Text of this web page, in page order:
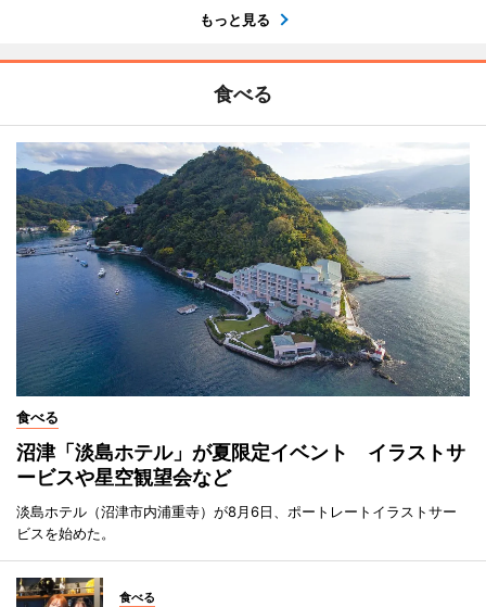
もっと見る
食べる
食べる
沼津「淡島ホテル」が夏限定イベント イラストサ
ービスや星空観望会など
淡島ホテル（沼津市内浦重寺）が8月6日、ポートレートイラストサー
ビスを始めた。
食べる